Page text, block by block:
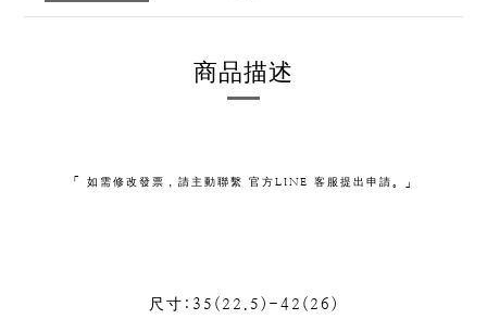
商品描述
「 如需修改發票，請主動聯繫 官方LINE 客服提出申請。」
尺寸:35(22.5)-42(26)